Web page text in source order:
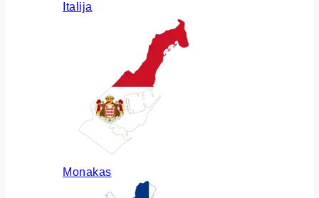
Italija
Monakas